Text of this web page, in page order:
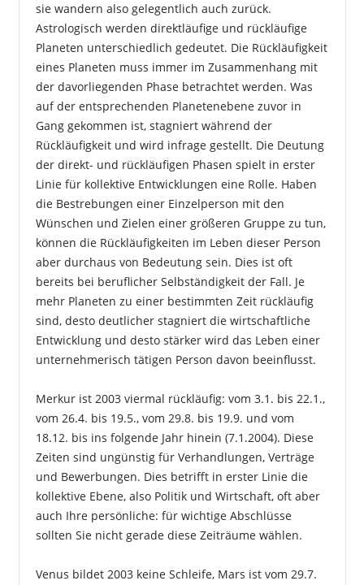
sie wandern also gelegentlich auch zurück.
Astrologisch werden direktläufige und rückläufige
Planeten unterschiedlich gedeutet. Die Rückläufigkeit
eines Planeten muss immer im Zusammenhang mit
der davorliegenden Phase betrachtet werden. Was
auf der entsprechenden Planetenebene zuvor in
Gang gekommen ist, stagniert während der
Rückläufigkeit und wird infrage gestellt. Die Deutung
der direkt- und rückläufigen Phasen spielt in erster
Linie für kollektive Entwicklungen eine Rolle. Haben
die Bestrebungen einer Einzelperson mit den
Wünschen und Zielen einer größeren Gruppe zu tun,
können die Rückläufigkeiten im Leben dieser Person
aber durchaus von Bedeutung sein. Dies ist oft
bereits bei beruflicher Selbständigkeit der Fall. Je
mehr Planeten zu einer bestimmten Zeit rückläufig
sind, desto deutlicher stagniert die wirtschaftliche
Entwicklung und desto stärker wird das Leben einer
unternehmerisch tätigen Person davon beeinflusst.
Merkur ist 2003 viermal rückläufig: vom 3.1. bis 22.1.,
vom 26.4. bis 19.5., vom 29.8. bis 19.9. und vom
18.12. bis ins folgende Jahr hinein (7.1.2004). Diese
Zeiten sind ungünstig für Verhandlungen, Verträge
und Bewerbungen. Dies betrifft in erster Linie die
kollektive Ebene, also Politik und Wirtschaft, oft aber
auch Ihre persönliche: für wichtige Abschlüsse
sollten Sie nicht gerade diese Zeiträume wählen.
Venus bildet 2003 keine Schleife, Mars ist vom 29.7.